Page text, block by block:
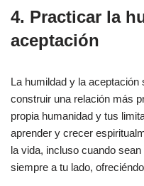
4. Practicar la
aceptación
La humildad y la
construir una relación más
propia humanidad y tus
aprender y crecer
la vida, incluso cuando
siempre a tu lado,